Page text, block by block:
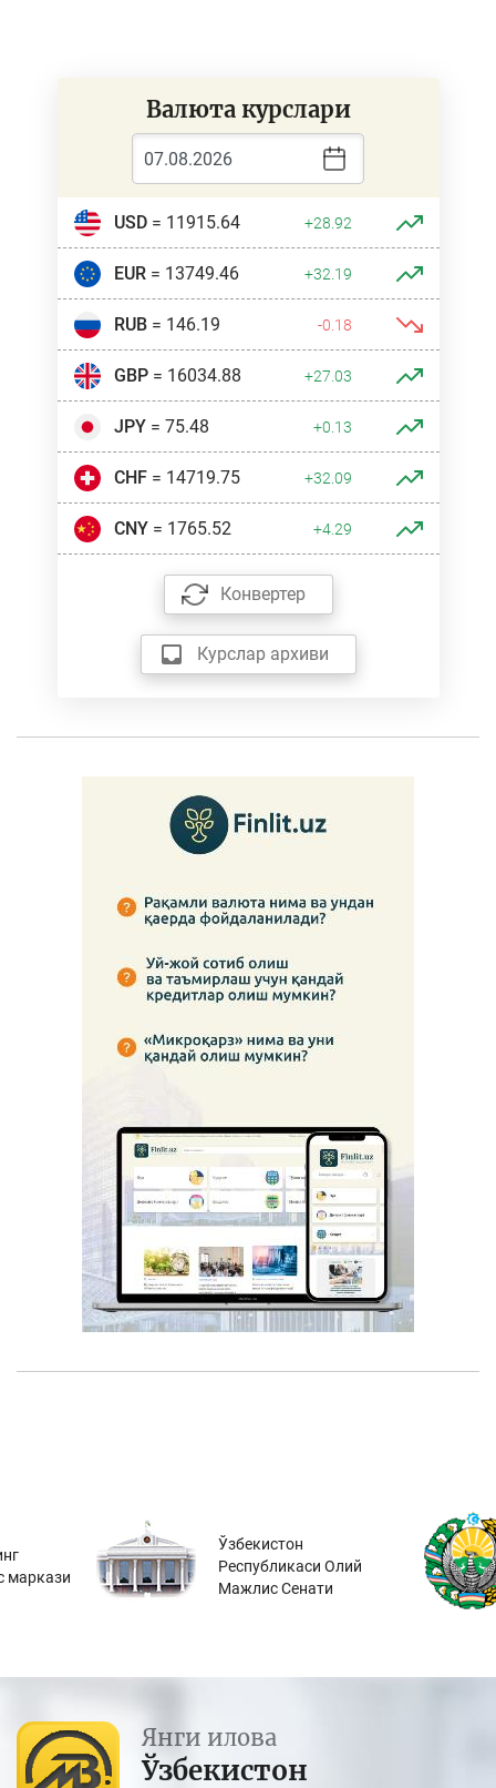
Валюта курслари
USD= 11915.64 +28.92
EUR= 13749.46 +32.19
RUB= 146.19 -0.18
GBP= 16034.88 +27.03
JPY= 75.48 +0.13
CHF= 14719.75 +32.09
CNY= 1765.52 +4.29
Конвертер
Курслар архиви
маркази
Ўзбекистон
Республикаси Олий
Мажлис Сенати
Янги илова
Ўзбекистон